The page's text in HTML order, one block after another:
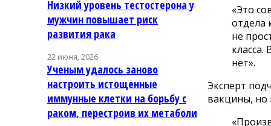
«Это
отдела
не
класса.
нет».
Эксперт
вакцины, но
Низкий уровень тестостерона у
мужчин повышает риск
развития рака
22 июня, 2026
Ученым удалось заново
настроить истощенные
иммунные клетки на борьбу с
раком, перестроив их метаболи